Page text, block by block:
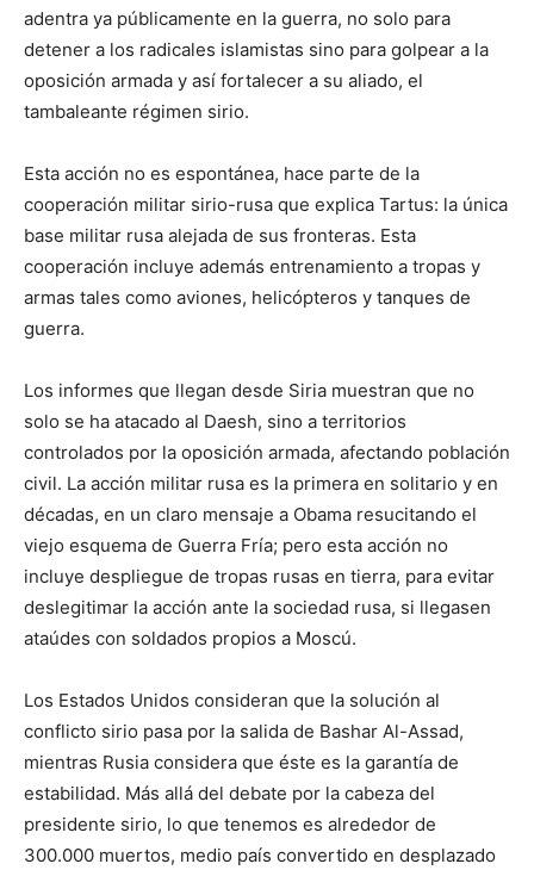
adentra ya públicamente en la guerra, no solo para
detener a los radicales islamistas sino para golpear a la
oposición armada y así fortalecer a su aliado, el
tambaleante régimen sirio.
Esta acción no es espontánea, hace parte de la
cooperación militar sirio-rusa que explica Tartus: la única
base militar rusa alejada de sus fronteras. Esta
cooperación incluye además entrenamiento a tropas y
armas tales como aviones, helicópteros y tanques de
guerra.
Los informes que llegan desde Siria muestran que no
solo se ha atacado al Daesh, sino a territorios
controlados por la oposición armada, afectando población
civil. La acción militar rusa es la primera en solitario y en
décadas, en un claro mensaje a Obama resucitando el
viejo esquema de Guerra Fría; pero esta acción no
incluye despliegue de tropas rusas en tierra, para evitar
deslegitimar la acción ante la sociedad rusa, si llegasen
ataúdes con soldados propios a Moscú.
Los Estados Unidos consideran que la solución al
conflicto sirio pasa por la salida de Bashar Al-Assad,
mientras Rusia considera que éste es la garantía de
estabilidad. Más allá del debate por la cabeza del
presidente sirio, lo que tenemos es alrededor de
300.000 muertos, medio país convertido en desplazado